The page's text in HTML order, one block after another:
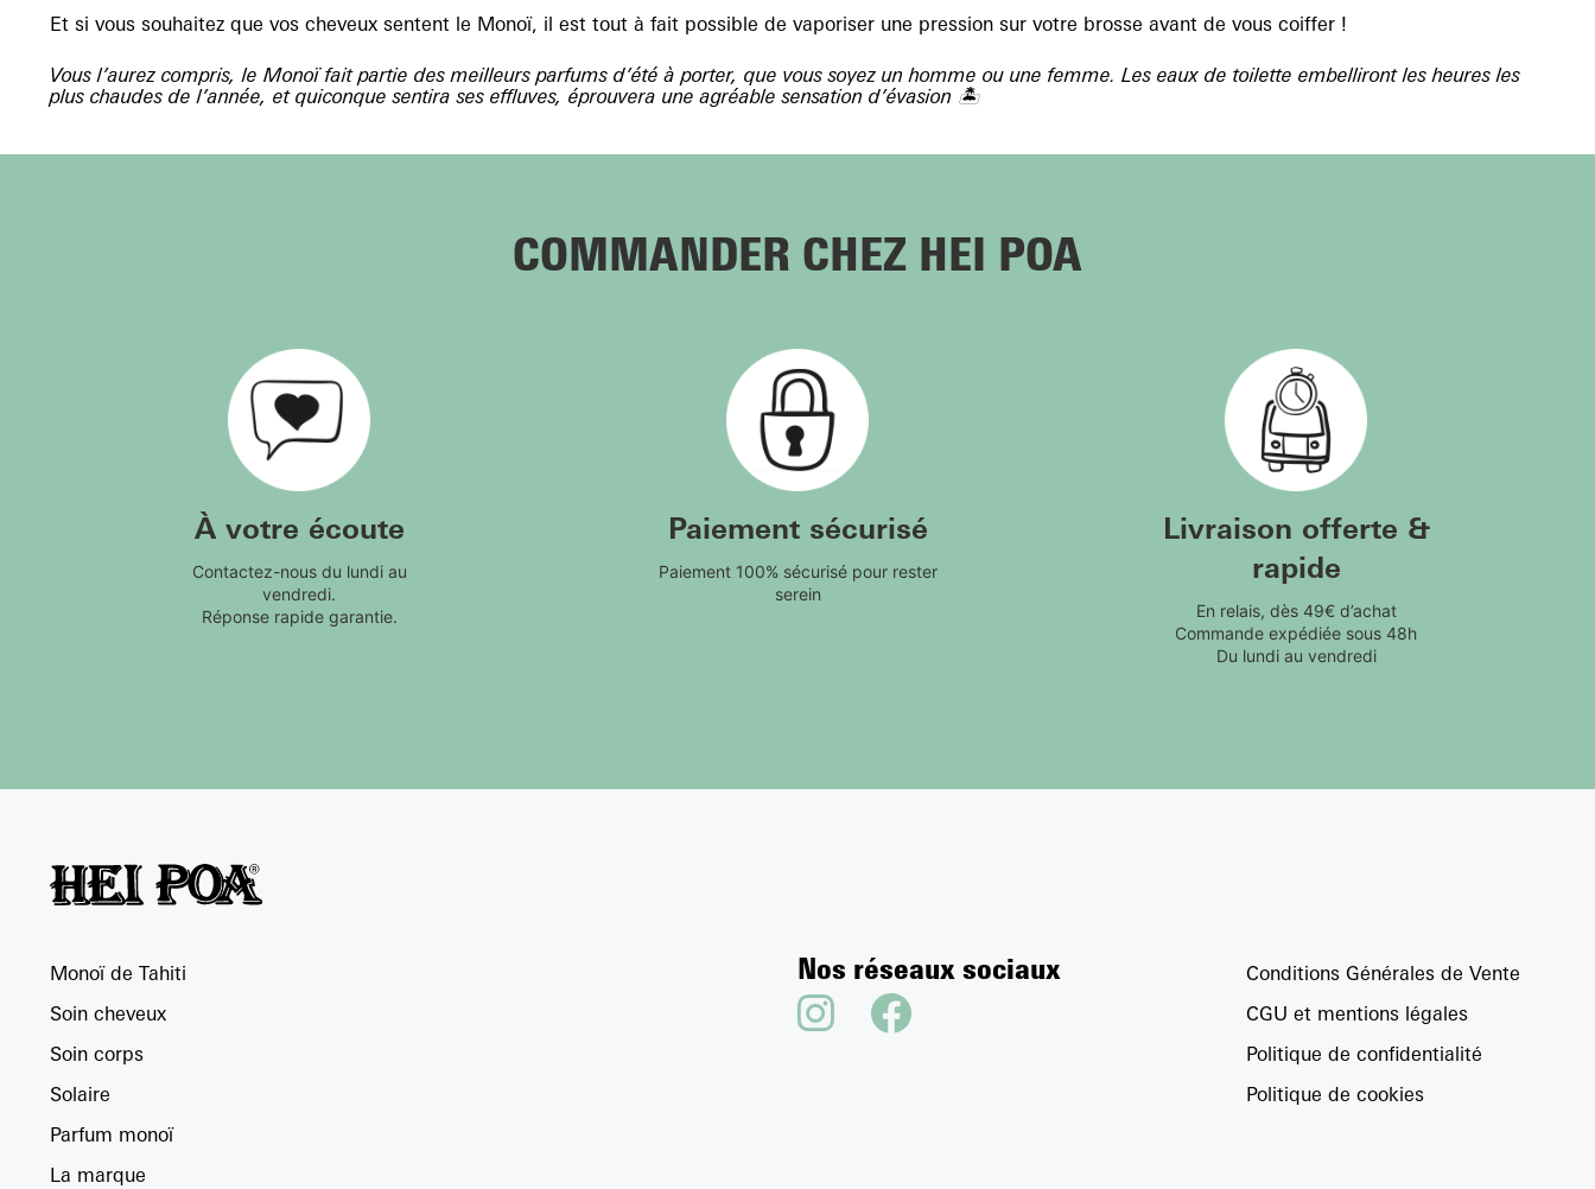
Et si vous souhaitez que vos cheveux sentent le Monoï, il est tout à fait possible de vaporiser une pression sur votre brosse avant de vous coiffer !
Vous l’aurez compris, le Monoï fait partie des meilleurs parfums d’été à porter, que vous soyez un homme ou une femme. Les eaux de toilette embelliront les heures les
plus chaudes de l’année, et quiconque sentira ses effluves, éprouvera une agréable sensation d’évasion 🏝️
COMMANDER CHEZ HEI POA
À votre écoute
Contactez-nous du lundi au
vendredi.
Réponse rapide garantie.
Paiement sécurisé
Paiement 100% sécurisé pour rester
serein
Livraison offerte &
rapide
En relais, dès 49€ d’achat
Commande expédiée sous 48h
Du lundi au vendredi
Monoï de Tahiti
Soin cheveux
Soin corps
Solaire
Parfum monoï
La marque
Nos réseaux sociaux
InstagramFacebook
Conditions Générales de Vente
CGU et mentions légales
Politique de confidentialité
Politique de cookies